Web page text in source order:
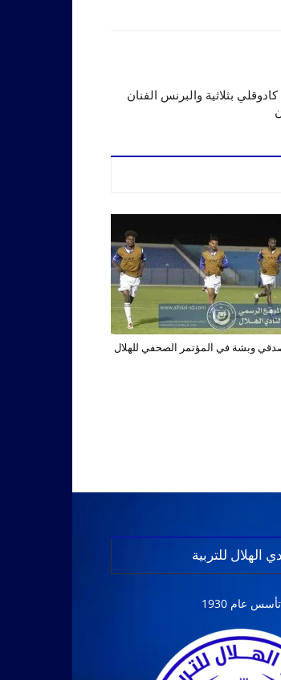
بثلاثية والبرنس الفنان
وبشة في المؤتمر الصحفي للهلال
الهلال للتربية
تأسس عام 1930